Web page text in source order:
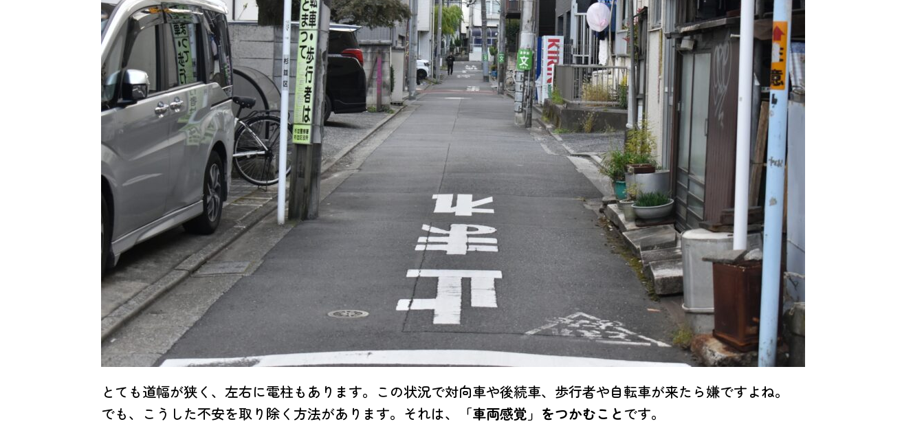
とても道幅が狭く、左右に電柱もあります。この状況で対向車や後続車、歩行者や自転車が来たら嫌ですよね。
でも、こうした不安を取り除く方法があります。それは、
「車両感覚」をつかむことです。